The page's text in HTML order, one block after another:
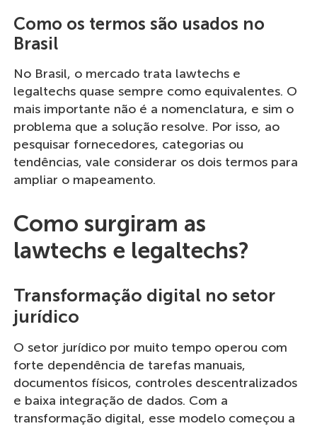
Como os termos são usados no
Brasil
No Brasil, o mercado trata lawtechs e
legaltechs quase sempre como equivalentes. O
mais importante não é a nomenclatura, e sim o
problema que a solução resolve. Por isso, ao
pesquisar fornecedores, categorias ou
tendências, vale considerar os dois termos para
ampliar o mapeamento.
Como surgiram as
lawtechs e legaltechs?
Transformação digital no setor
jurídico
O setor jurídico por muito tempo operou com
forte dependência de tarefas manuais,
documentos físicos, controles descentralizados
e baixa integração de dados. Com a
transformação digital, esse modelo começou a